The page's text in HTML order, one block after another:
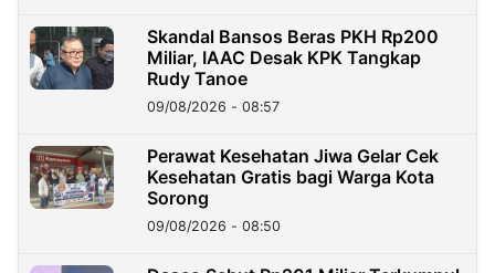
Skandal Bansos Beras PKH Rp200
Miliar, IAAC Desak KPK Tangkap
Rudy Tanoe
09/08/2026 - 08:57
Perawat Kesehatan Jiwa Gelar Cek
Kesehatan Gratis bagi Warga Kota
Sorong
09/08/2026 - 08:50